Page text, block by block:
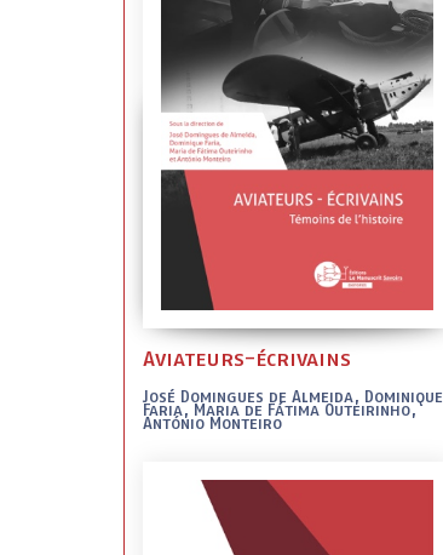
Aviateurs-écrivains
José Domingues de Almeida, Dominique
Faria, Maria de Fátima Outeirinho,
António Monteiro